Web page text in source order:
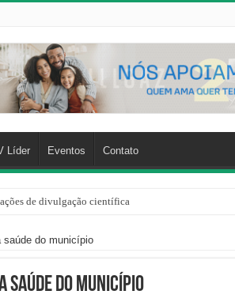
Líder Eventos Contato
de divulgação científica
saúde do município
saúde do município